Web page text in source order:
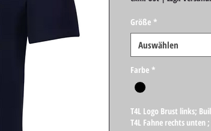
Größe *
Auswählen
Farbe *
T4L Logo Brust links;
T4L Fahne rechts unten ;